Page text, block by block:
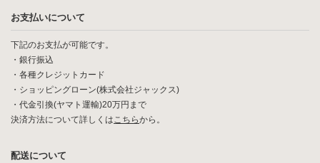
お支払いについて
下記のお支払が可能です。
・銀行振込
・各種クレジットカード
・ショッピングローン(株式会社ジャックス)
・代金引換(ヤマト運輸)20万円まで
決済方法について詳しくはこちらから。
配送について